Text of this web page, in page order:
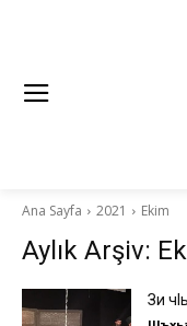
Ana Sayfa 2021 Ekim
Aylık Arşiv:
Зи